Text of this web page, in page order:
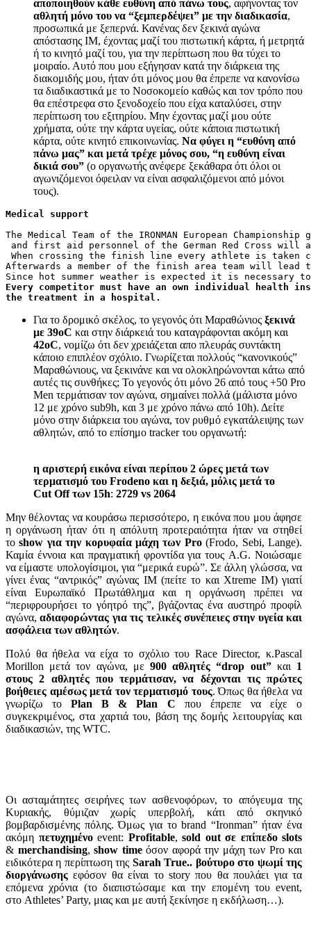
αποποιηθούν κάθε ευθύνη από πάνω τους, αφήνοντας τον
αθλητή μόνο του να “ξεμπερδέψει” με την διαδικασία,
προσωπικά με ξεπερνά. Κανένας δεν ξεκινά αγώνα
απόστασης ΙΜ, έχοντας μαζί του πιστωτική κάρτα, ή μετρητά
ή το κινητό μαζί του, για την περίπτωση που θα τύχει το
μοιραίο. Αυτό που μου εξήγησαν κατά την διάρκεια της
διακομιδής μου, ήταν ότι μόνος μου θα έπρεπε να κανονίσω
τα διαδικαστικά με το Νοσοκομείο καθώς και τον τρόπο που
θα επέστρεφα στο ξενοδοχείο που είχα καταλύσει, στην
περίπτωση του εξιτηρίου. Μην έχοντας μαζί μου ούτε
χρήματα, ούτε την κάρτα υγείας, ούτε κάποια πιστωτική
κάρτα, ούτε κινητό επικοινωνίας. Να φύγει η “ευθύνη από
πάνω μας” και μετά τρέχε μόνος σου, “η ευθύνη είναι
δικιά σου” (ο οργανωτής ανέφερε ξεκάθαρα ότι όλοι οι
αγωνιζόμενοι όφειλαν να είναι ασφαλιζόμενοι από μόνοι
τους).
Medical support
The Medical Team of the IRONMAN European
and first aid personnel of the German Red Cross will
When crossing the finish line every athlete is
Afterwards a member of the finish area team will
Since hot summer weather is expected it is
Every competitor must have an own individual health
the treatment in a hospital.
Για το δρομικό σκέλος, το γεγονός ότι Μαραθώνιος ξεκινά
με 39oC και στην διάρκειά του καταγράφονται ακόμη και
42oC, νομίζω ότι δεν χρειάζεται απο πλευράς συντάκτη
κάποιο επιπλέον σχόλιο. Γνωρίζεται πολλούς “κανονικούς”
Μαραθώνιους, να ξεκινάνε και να ολοκληρώνονται κάτω από
αυτές τις συνθήκες; Το γεγονός ότι μόνο 26 από τους +50 Pro
Men τερμάτισαν τον αγώνα, σημαίνει πολλά (μάλιστα μόνο
12 με χρόνο sub9h, και 3 με χρόνο πάνω από 10h). Δείτε
μόνο στην διάρκεια του αγώνα, τον ρυθμό εγκατάλειψης των
αθλητών, από το επίσημο tracker του οργανωτή:
η αριστερή εικόνα είναι περίπου 2 ώρες μετά των
τερματισμό του Frodeno και η δεξιά, μόλις μετά το
Cut Off των 15h: 2729 vs 2064
Μην θέλοντας να κουράσω περισσότερο, η εικόνα που μου άφησε
η οργάνωση ήταν ότι η απόλυτη προτεραιότητα ήταν να στηθεί
τοshow για την κορυφαία μάχη των Pro(Frodo, Sebi, Lange).
Καμία έννοια και πραγματική φροντίδα για τους A.G. Νοιώσαμε
να είμαστε υπολογίσιμοι, για “μερικά ευρώ”. Σε άλλη γλώσσα, να
γίνει ένας “αντρικός” αγώνας ΙΜ (πείτε το και Xtreme IM) γιατί
είναι Ευρωπαϊκό Πρωτάθλημα και η οργάνωση πρέπει να
“περιφρουρήσει το γόητρό της”, βγάζοντας ένα αυστηρό προφίλ
αγώνα,αδιαφορώντας για τις τελικές συνέπειες στην υγεία και
ασφάλεια των αθλητών.
Πολύ θα ήθελα να είχα το σχόλιο του Race Director, κ.Pascal
Morillon μετά τον αγώνα, με 900 αθλητές “drop out”και 1
στους 2 αθλητές που τερμάτισαν, να δέχονται τις πρώτες
βοήθειες αμέσως μετά τον τερματισμό τους. Όπως θα ήθελα να
γνωρίζω τοPlan B & Plan C που έπρεπε να είχε ο
συγκεκριμένος, στα χαρτιά του, βάση της δομής λειτουργίας και
διαδικασιών, της WTC.
Οι ασταμάτητες σειρήνες των ασθενοφόρων, το απόγευμα της
Κυριακής, θύμιζαν χωρίς υπερβολή, κάτι από σκηνικό
βομβαρδισμένης πόλης. Όμως για το brand “Ironman” ήταν ένα
ακόμη πετυχημένοevent: Profitable, sold out σε επίπεδο slots
& merchandising, show timeόσον αφορά την μάχη των Pro και
ειδικότερα η περίπτωση της Sarah True.. βούτυρο στο ψωμί της
διοργάνωσης εφόσον θα είναι το story που θα πουλάει για τα
επόμενα χρόνια (το διαπιστώσαμε και την επομένη του event,
στο Athletes’ Party, μιας και με αυτή ξεκίνησε η εκδήλωση…).